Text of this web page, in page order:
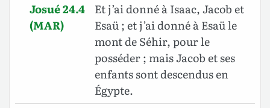
Josué 24.4
(MAR)
Et j’ai donné à Isaac, Jacob et
Esaü ; et j’ai donné à Esaü le
mont de Séhir, pour le
posséder ; mais Jacob et ses
enfants sont descendus en
Égypte.